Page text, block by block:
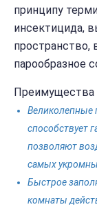
принципу
инсектицида,
пространство,
парообразное
Преимущества
Великолепные
способствует
позволяют
самых
Быстрое
комнаты